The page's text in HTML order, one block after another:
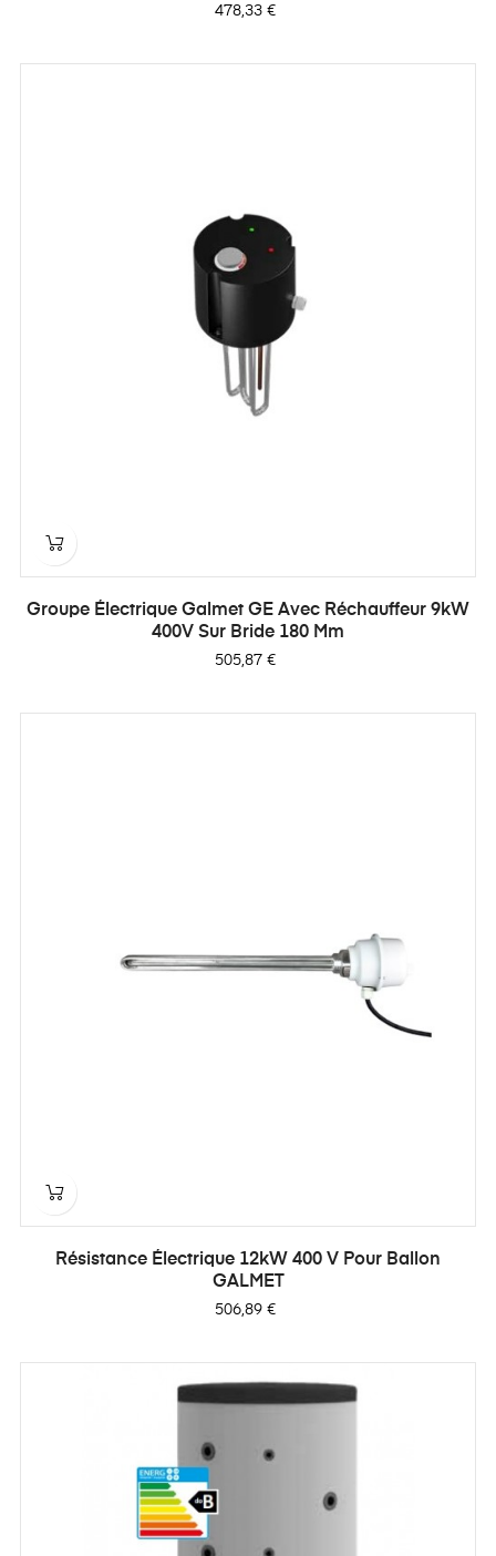
Prix
478,33 €
Groupe Électrique Galmet GE Avec Réchauffeur 9kW
400V Sur Bride 180 Mm
Prix
505,87 €
Résistance Électrique 12kW 400 V Pour Ballon
GALMET
Prix
506,89 €